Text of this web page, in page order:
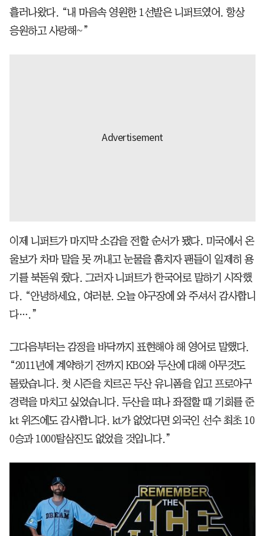
흘러나왔다. “내 마음속 영원한 1선발은 니퍼트였어. 항상
응원하고 사랑해~”
이제 니퍼트가 마지막 소감을 전할 순서가 됐다. 미국에서 온
울보가 차마 말을 못 꺼내고 눈물을 훔치자 팬들이 일제히 용
기를 북돋워 줬다. 그러자 니퍼트가 한국어로 말하기 시작했
다. “안녕하세요, 여러분. 오늘 야구장에 와 주셔서 감사합니
다….”
그다음부터는 감정을 바닥까지 표현해야 해 영어로 말했다.
“2011년에 계약하기 전까지 KBO와 두산에 대해 아무것도
몰랐습니다. 첫 시즌을 치르곤 두산 유니폼을 입고 프로야구
경력을 마치고 싶었습니다. 두산을 떠나 좌절할 때 기회를 준
kt 위즈에도 감사합니다. kt가 없었다면 외국인 선수 최초 10
0승과 1000탈삼진도 없었을 것입니다.”